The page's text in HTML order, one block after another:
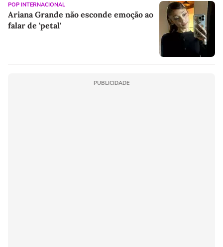
POP INTERNACIONAL
Ariana Grande não esconde emoção ao
falar de 'petal'
PUBLICIDADE